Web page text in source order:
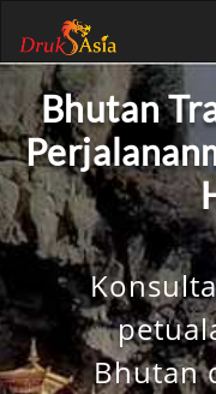
Bhutan
Bhutan